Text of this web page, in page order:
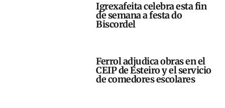
Igrexafeita celebra esta fin
de semana a festa do
Biscordel
Ferrol adjudica obras en el
CEIP de Esteiro y el servicio
de comedores escolares